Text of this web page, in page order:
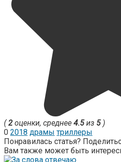
(2 оценки, среднее 4.5из 5)
0 2018 драмы триллеры
Понравилась статья?
Вам также может быть